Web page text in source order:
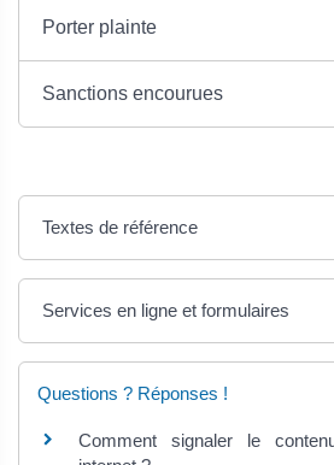
Porter plainte
Sanctions encourues
Textes de référence
Services en ligne et formulaires
Questions ? Réponses !
Comment signaler le